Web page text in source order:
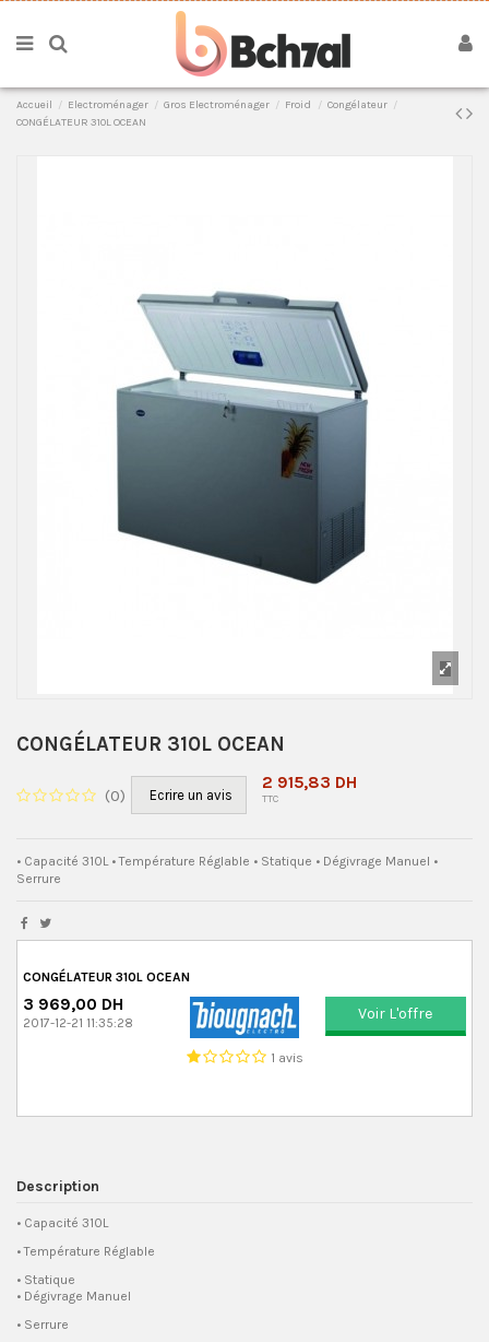
Accueil Electroménager Gros Electroménager Froid
Congélateur
CONGÉLATEUR 310L OCEAN
CONGÉLATEUR 310L OCEAN
(0) Ecrire un avis
2 915,83 DH
TTC
• Capacité 310L • Température Réglable • Statique • Dégivrage Manuel •
Serrure
CONGÉLATEUR 310L OCEAN
3 969,00 DH
2017-12-21 11:35:28
1 avis
Voir L'offre
Description
• Capacité 310L
• Température Réglable
• Statique
• Dégivrage Manuel
• Serrure